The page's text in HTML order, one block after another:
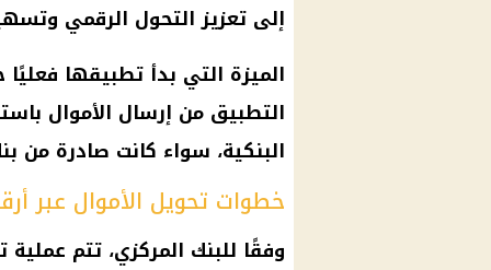
إلى تعزيز التحول الرقمي
الميزة التي بدأ تطبيقها
البنكية، سواء كانت صادرة من
خطوات تحويل الأموال عبر
وفقًا للبنك المركزي، تتم عملية